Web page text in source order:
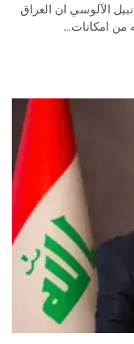
الآلوسي ان العراق
من امكانات…